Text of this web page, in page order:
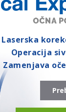
Laserska
Operacija
Zamenjava